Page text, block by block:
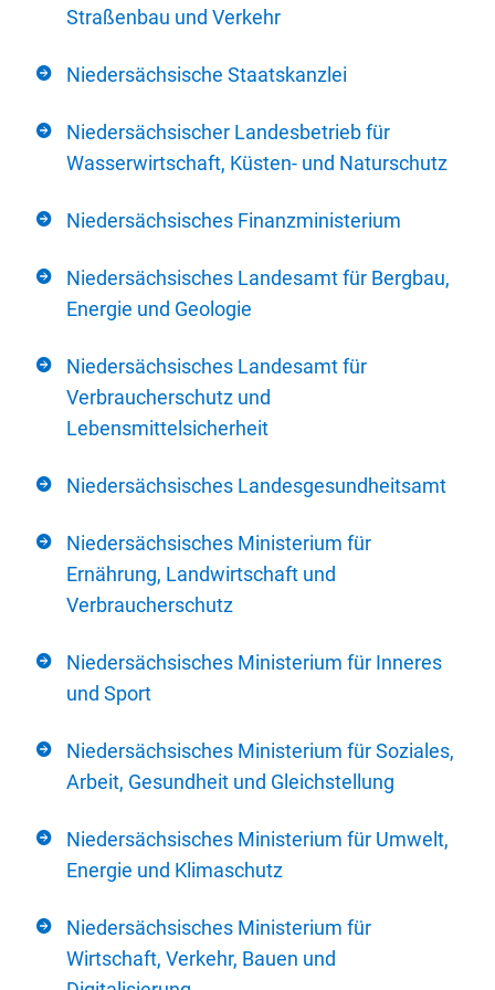
Straßenbau und Verkehr
Niedersächsische Staatskanzlei
Niedersächsischer Landesbetrieb für
Wasserwirtschaft, Küsten- und Naturschutz
Niedersächsisches Finanzministerium
Niedersächsisches Landesamt für Bergbau,
Energie und Geologie
Niedersächsisches Landesamt für
Verbraucherschutz und
Lebensmittelsicherheit
Niedersächsisches Landesgesundheitsamt
Niedersächsisches Ministerium für
Ernährung, Landwirtschaft und
Verbraucherschutz
Niedersächsisches Ministerium für Inneres
und Sport
Niedersächsisches Ministerium für Soziales,
Arbeit, Gesundheit und Gleichstellung
Niedersächsisches Ministerium für Umwelt,
Energie und Klimaschutz
Niedersächsisches Ministerium für
Wirtschaft, Verkehr, Bauen und